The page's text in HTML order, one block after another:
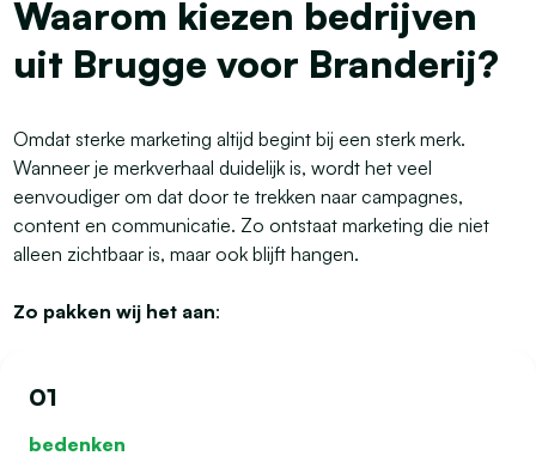
Waarom kiezen bedrijven
uit Brugge voor Branderij?
Omdat sterke marketing altijd begint bij een sterk merk.
Wanneer je merkverhaal duidelijk is, wordt het veel
eenvoudiger om dat door te trekken naar campagnes,
content en communicatie. Zo ontstaat marketing die niet
alleen zichtbaar is, maar ook blijft hangen.
Zo pakken wij het aan:
01
bedenken